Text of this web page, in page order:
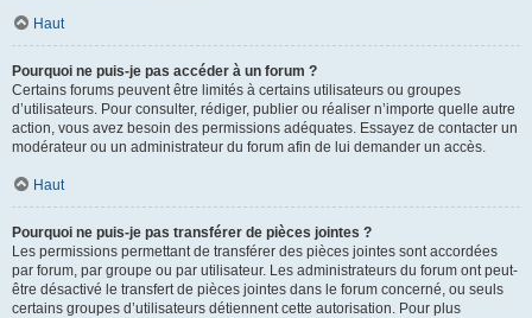
Haut
Pourquoi ne puis-je pas accéder à un forum ?
Certains forums peuvent être limités à certains utilisateurs ou groupes
d’utilisateurs. Pour consulter, rédiger, publier ou réaliser n’importe quelle autre
action, vous avez besoin des permissions adéquates. Essayez de contacter un
modérateur ou un administrateur du forum afin de lui demander un accès.
Haut
Pourquoi ne puis-je pas transférer de pièces jointes ?
Les permissions permettant de transférer des pièces jointes sont accordées
par forum, par groupe ou par utilisateur. Les administrateurs du forum ont peut-
être désactivé le transfert de pièces jointes dans le forum concerné, ou seuls
certains groupes d’utilisateurs détiennent cette autorisation. Pour plus